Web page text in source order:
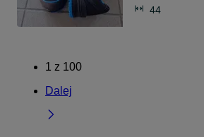
44
1 z 100
Dalej